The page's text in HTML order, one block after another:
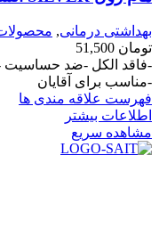
بهداشتی درمانی,
تومان
-مناسب برای آقایان
فهرست علاقه مندی ها
اطلاعات بیشتر
مشاهده سریع